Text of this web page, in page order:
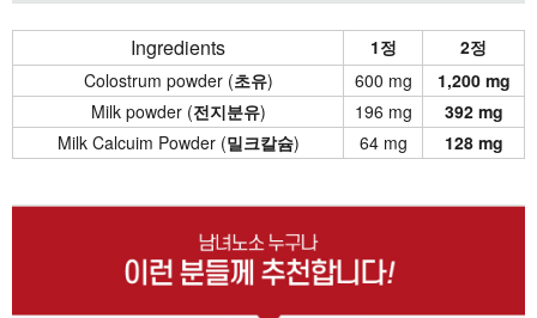
Ingredients 1정
2정
Colostrum powder (초유) 600 mg
1,200 mg
Milk powder (전지분유) 196 mg
392 mg
Milk Calcuim Powder (밀크칼슘) 64 mg 128 mg